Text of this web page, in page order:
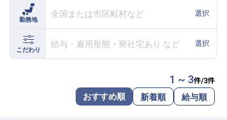
よくある質問
ホテル・宿泊業界情報コラム
転職サポートに申し込む
勤務地
全国または市区町村など 選択
こだわり
給与・雇用形態・寮社宅あり など 選択
1 ~ 3件/3件
おすすめ順 新着順 給与順